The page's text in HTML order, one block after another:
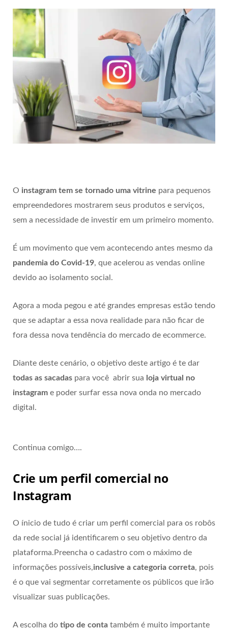
O instagram tem se tornado uma vitrine para pequenos
empreendedores mostrarem seus produtos e serviços,
sem a necessidade de investir em um primeiro momento.
É um movimento que vem acontecendo antes mesmo da
pandemia do Covid-19, que acelerou as vendas online
devido ao isolamento social.
Agora a moda pegou e até grandes empresas estão tendo
que se adaptar a essa nova realidade para não ficar de
fora dessa nova tendência do mercado de ecommerce.
Diante deste cenário, o objetivo deste artigo é te dar
todas as sacadas para você abrir sua loja virtual no
instagram e poder surfar essa nova onda no mercado
digital.
Continua comigo….
Crie um perfil comercial no
Instagram
O ínicio de tudo é criar um perfil comercial para os robôs
da rede social já identificarem o seu objetivo dentro da
plataforma.Preencha o cadastro com o máximo de
informações possíveis,inclusive a categoria correta, pois
é o que vai segmentar corretamente os públicos que irão
visualizar suas publicações.
A escolha do tipo de conta também é muito importante